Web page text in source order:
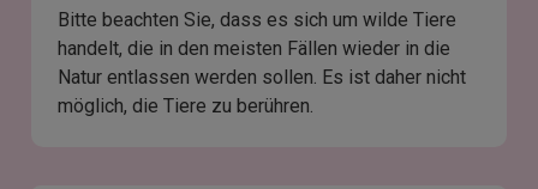
Bitte beachten Sie, dass es sich um wilde Tiere
handelt, die in den meisten Fällen wieder in die
Natur entlassen werden sollen. Es ist daher nicht
möglich, die Tiere zu berühren.